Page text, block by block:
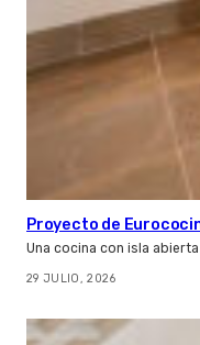
Proyecto de
Una cocina con isla
29 JULIO, 2026